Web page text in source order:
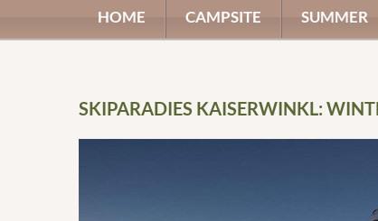
HOME CAMPSITE SUMMER
SKIPARADIES KAISERWINKL: